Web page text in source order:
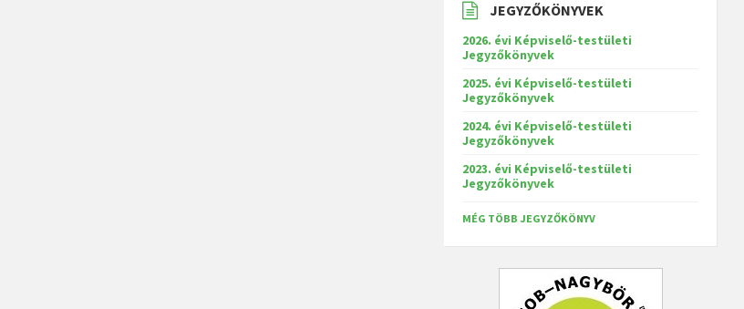
JEGYZŐKÖNYVEK
2026. évi Képviselő-testületi
Jegyzőkönyvek
2025. évi Képviselő-testületi
Jegyzőkönyvek
2024. évi Képviselő-testületi
Jegyzőkönyvek
2023. évi Képviselő-testületi
Jegyzőkönyvek
MÉG TÖBB JEGYZŐKÖNYV